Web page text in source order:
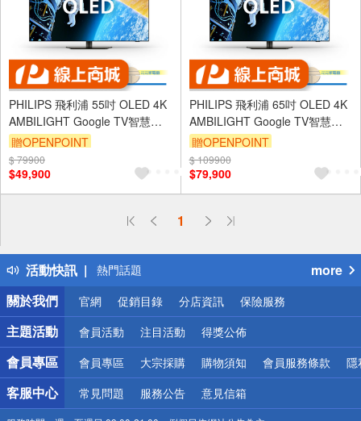
PHILIPS 飛利浦 55吋 OLED 4K
AMBILIGHT Google TV智慧聯
網液晶顯示器 螢幕 電視 不含視
訊盒 55OLED809
贈OPENPOINT
$ 79900
$49,900
PHILIPS 飛利浦 65吋 OLED 4K
AMBILIGHT Google TV智慧聯
網液晶顯示器 螢幕 電視 不含視
訊盒 65OLED809
贈OPENPOINT
$ 109900
$79,900
1
活動快訊
偏遠地區配送
得獎公告
熱門話題
銀行優惠
偏遠地區配送
詐騙網頁！請小心！
more
關於我們
官網 促銷目錄 分店資訊 保險服務
主題活動 會員活動 注目活動 得獎公佈
會員專區 會員專區 大宗採購 購物須知 會員服務條款 隱
客服中心 常見問題 服務公告 意見信箱